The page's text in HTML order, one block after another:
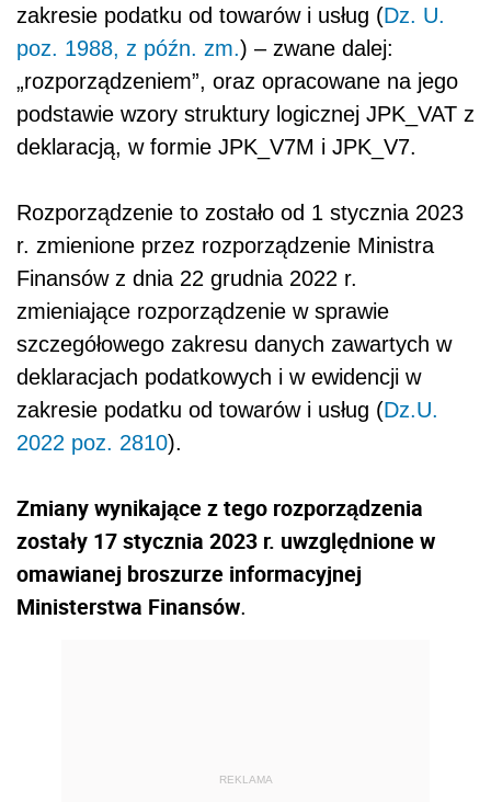
zakresie podatku od towarów i usług (Dz. U.
poz. 1988, z późn. zm.) – zwane dalej:
„rozporządzeniem”, oraz opracowane na jego
podstawie wzory struktury logicznej JPK_VAT z
deklaracją, w formie JPK_V7M i JPK_V7.
Rozporządzenie to zostało od 1 stycznia 2023
r. zmienione przez rozporządzenie Ministra
Finansów z dnia 22 grudnia 2022 r.
zmieniające rozporządzenie w sprawie
szczegółowego zakresu danych zawartych w
deklaracjach podatkowych i w ewidencji w
zakresie podatku od towarów i usług (Dz.U.
2022 poz. 2810).
Zmiany wynikające z tego rozporządzenia
zostały 17 stycznia 2023 r. uwzględnione w
omawianej broszurze informacyjnej
Ministerstwa Finansów.
REKLAMA